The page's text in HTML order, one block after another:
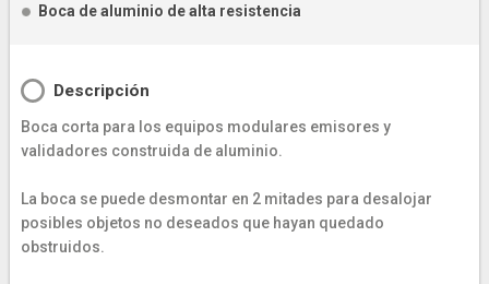
Boca de aluminio de alta resistencia
Descripción
Boca corta para los equipos modulares emisores y
validadores construida de aluminio.
La boca se puede desmontar en 2 mitades para desalojar
posibles objetos no deseados que hayan quedado
obstruidos.